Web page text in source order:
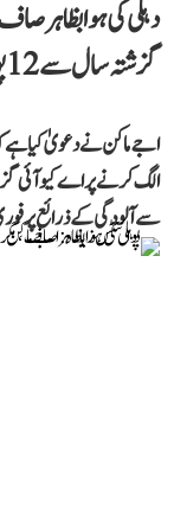
دہلی کی ہوا بظاہر
گزشتہ سال سے 12 پوائنٹس زیادہ: اجے ماکن
اجے ماکن نے دعویٰ کیا ہے
سے آلودگی کے ذرائع پر